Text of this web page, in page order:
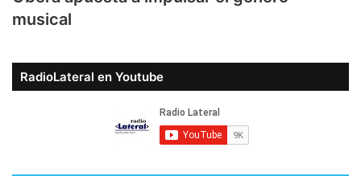
musical
RadioLateral en Youtube